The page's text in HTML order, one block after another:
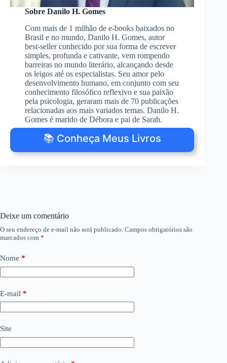
Sobre Danilo H. Gomes
Com mais de 1 milhão de e-books baixados no
Brasil e no mundo, Danilo H. Gomes, autor
best-seller conhecido por sua forma de escrever
simples, profunda e cativante, vem rompendo
barreiras no mundo literário, alcançando desde
os leigos até os especialistas. Seu amor pelo
desenvolvimento humano, em conjunto com seu
conhecimento filosófico reflexivo e sua paixão
pela psicologia, geraram mais de 70 publicações
relacionadas aos mais variados temas. Danilo H.
Gomes é marido de Débora e pai de Sarah.
📚 Conheça Meus Livros
Deixe um comentário
O seu endereço de e-mail não será publicado. Campos obrigatórios são
marcados com *
Nome *
E-mail *
Site